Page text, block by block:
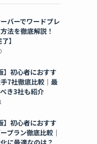
バーでワードプレ
法を徹底解説！
】
】初心者におすす
7社徹底比較｜最
き3社も紹介
】初心者におすす
プラン徹底比較｜
に最適なのは？